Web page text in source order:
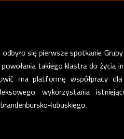
się pierwsze spotkanie
takiego klastra do życia
ma platformę współpracy dla
wykorzystania
lubuskiego.